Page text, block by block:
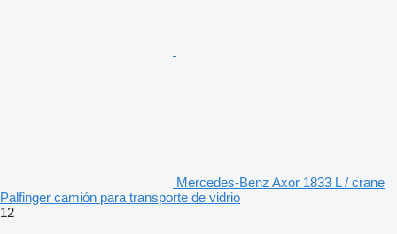
Mercedes-Benz Axor 1833 L / crane
Palfinger camión para transporte de vidrio
12